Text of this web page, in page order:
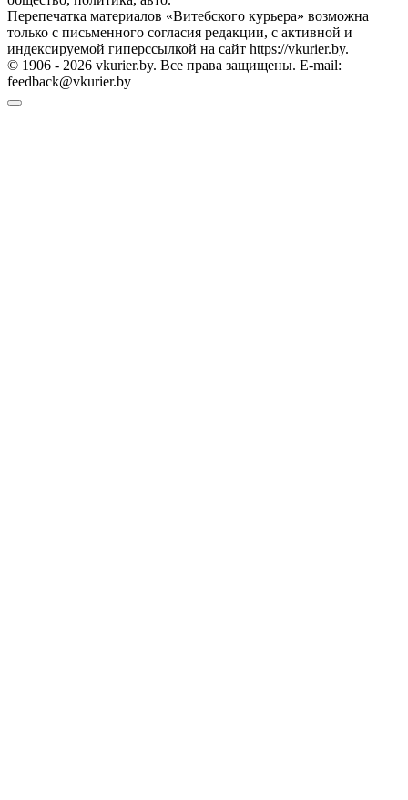
Перепечатка материалов «Витебского курьера» возможна
только с письменного согласия редакции, с активной и
индексируемой гиперссылкой на сайт https://vkurier.by.
© 1906 - 2026 vkurier.by. Все права защищены. E-mail:
feedback@vkurier.by